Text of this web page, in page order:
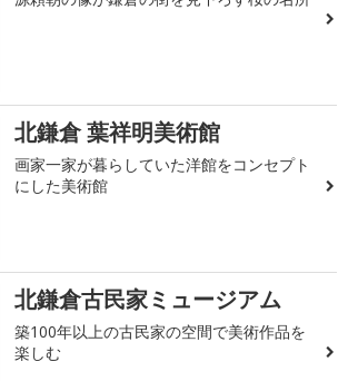
北鎌倉 葉祥明美術館
画家一家が暮らしていた洋館をコンセプト
にした美術館
北鎌倉古民家ミュージアム
築100年以上の古民家の空間で美術作品を
楽しむ